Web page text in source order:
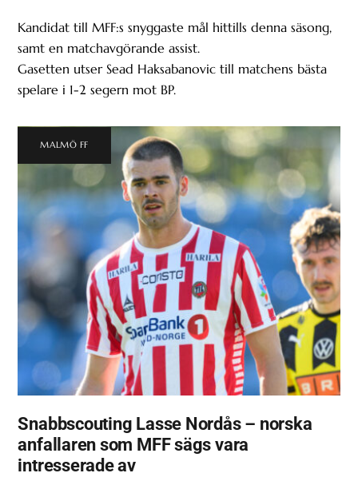
Kandidat till MFF:s snyggaste mål hittills denna säsong,
samt en matchavgörande assist.
Gasetten utser Sead Haksabanovic till matchens bästa
spelare i 1-2 segern mot BP.
MALMÖ FF
Snabbscouting Lasse Nordås – norska
anfallaren som MFF sägs vara
intresserade av